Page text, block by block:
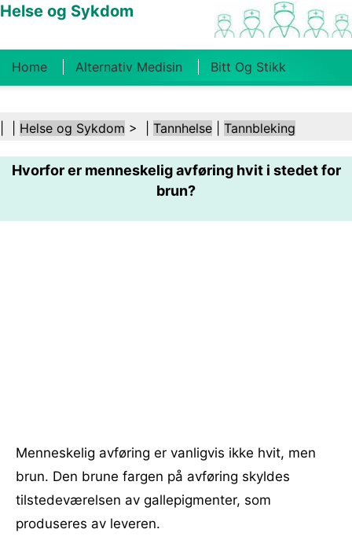
Helse og Sykdom
Home Alternativ Medisin Bitt Og Stikk
Kosthold Og Ernæring Familiehelse
Helsebransjen Psykisk Helse Folkehelse Og
Helse og Sykdom > | Tannhelse Tannbleking
Hvorfor er menneskelig avføring hvit i stedet for
brun?
Menneskelig avføring er vanligvis ikke hvit, men
brun. Den brune fargen på avføring skyldes
tilstedeværelsen av gallepigmenter, som
produseres av leveren.